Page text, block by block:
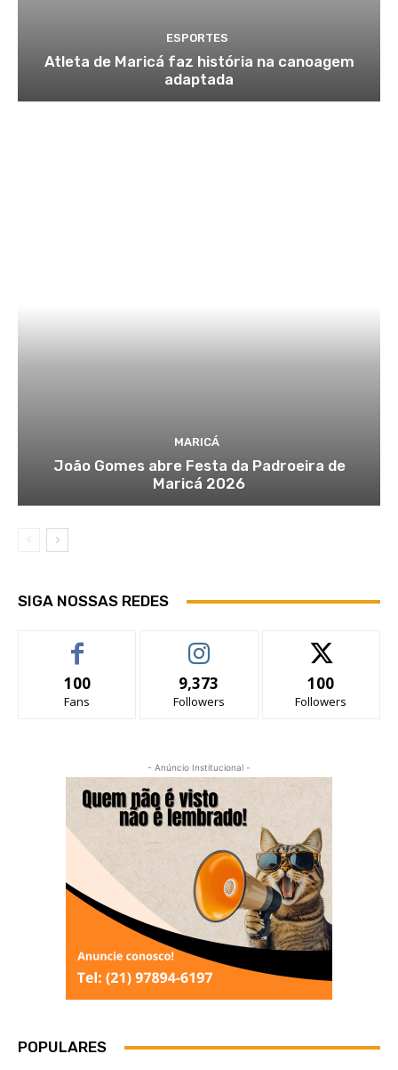
ESPORTES
Atleta de Maricá faz história na canoagem
adaptada
MARICÁ
João Gomes abre Festa da Padroeira de
Maricá 2026
SIGA NOSSAS REDES
100
Fans
9,373
Followers
100
Followers
- Anúncio Institucional -
POPULARES